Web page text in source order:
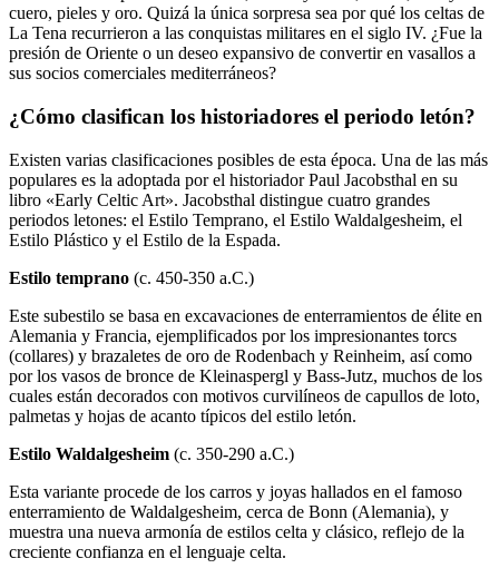
cuero, pieles y oro. Quizá la única sorpresa sea por qué los celtas de
La Tena recurrieron a las conquistas militares en el siglo IV. ¿Fue la
presión de Oriente o un deseo expansivo de convertir en vasallos a
sus socios comerciales mediterráneos?
¿Cómo clasifican los historiadores el periodo letón?
Existen varias clasificaciones posibles de esta época. Una de las más
populares es la adoptada por el historiador Paul Jacobsthal en su
libro «Early Celtic Art». Jacobsthal distingue cuatro grandes
periodos letones: el Estilo Temprano, el Estilo Waldalgesheim, el
Estilo Plástico y el Estilo de la Espada.
Estilo temprano (c. 450-350 a.C.)
Este subestilo se basa en excavaciones de enterramientos de élite en
Alemania y Francia, ejemplificados por los impresionantes torcs
(collares) y brazaletes de oro de Rodenbach y Reinheim, así como
por los vasos de bronce de Kleinaspergl y Bass-Jutz, muchos de los
cuales están decorados con motivos curvilíneos de capullos de loto,
palmetas y hojas de acanto típicos del estilo letón.
Estilo Waldalgesheim (c. 350-290 a.C.)
Esta variante procede de los carros y joyas hallados en el famoso
enterramiento de Waldalgesheim, cerca de Bonn (Alemania), y
muestra una nueva armonía de estilos celta y clásico, reflejo de la
creciente confianza en el lenguaje celta.